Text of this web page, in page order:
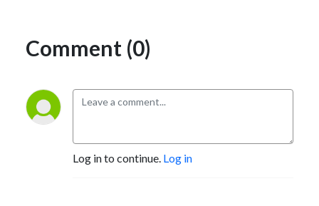
Comment (0)
Log in to continue. Log in